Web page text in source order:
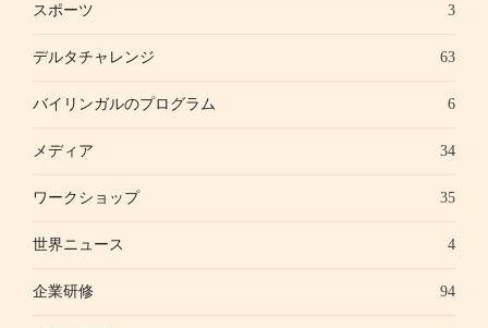
スポーツ 3
デルタチャレンジ 63
バイリンガルのプログラム 6
メディア 34
ワークショップ 35
世界ニュース 4
企業研修 94